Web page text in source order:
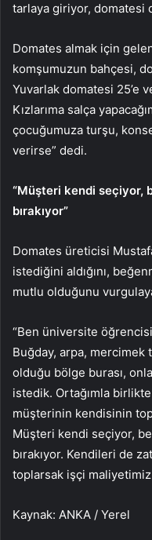
tarlaya giriyor, domatesi
Domates almak için
komşumuzun bahçesi,
Yuvarlak domatesi 25’e
Kızlarıma salça
çocuğumuza turşu,
verirse” dedi.
“Müşteri kendi seçiyor,
bırakıyor”
Domates üreticisi
istediğini aldığını,
mutlu olduğunu
“Ben üniversite
Buğday, arpa,
olduğu bölge burası,
istedik. Ortağımla
müşterinin kendisinin
Müşteri kendi seçiyor,
bırakıyor. Kendileri de
toplarsak işçi
Kaynak: ANKA / Yerel